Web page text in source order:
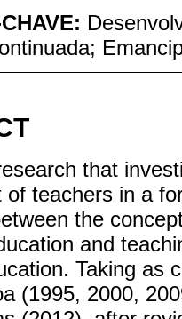
that
of teachers in a
the
and
Taking
(1995, 2000,